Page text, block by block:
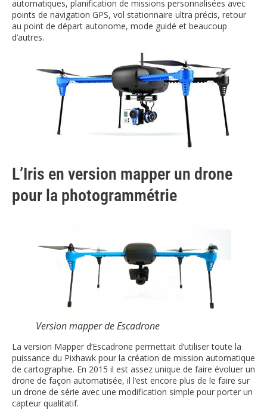
automatiques, planification de missions personnalisées avec
points de navigation GPS, vol stationnaire ultra précis, retour
au point de départ autonome, mode guidé et beaucoup
d’autres.
L’Iris en version mapper un drone
pour la photogrammétrie
Version mapper de Escadrone
La version Mapper d’Escadrone permettait d’utiliser toute la
puissance du Pixhawk pour la création de mission automatique
de cartographie. En 2015 il est assez unique de faire évoluer un
drone de façon automatisée, il l’est encore plus de le faire sur
un drone de série avec une modification simple pour porter un
capteur qualitatif.